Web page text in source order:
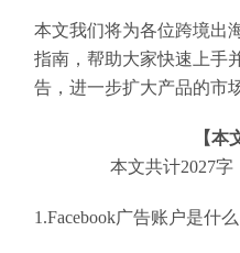
本文我们将为各位跨境出
指南，帮助大家快速上手
告，进一步扩大产品的市
【本
本文共计2027字
1.Facebook广告账户是什么